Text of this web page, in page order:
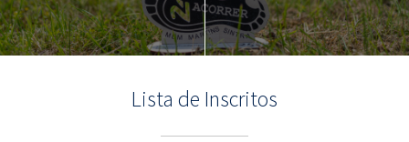
Lista de Inscritos